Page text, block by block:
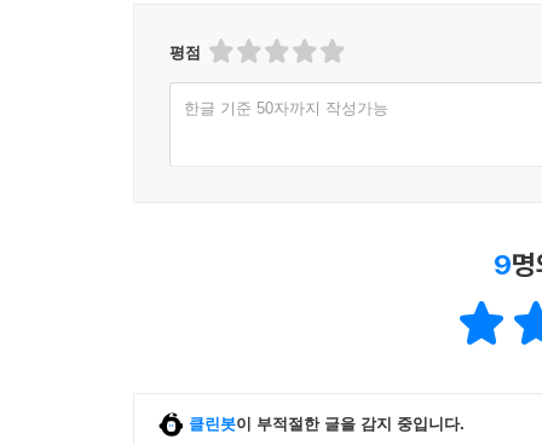
평점
한글 기준 50자까지 작성가능
9
클린봇이 부적절한 글을 감지 중입니다.